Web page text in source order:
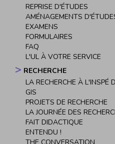
REPRISE D'ÉTUDES
AMÉNAGEMENTS
EXAMENS
FORMULAIRES
FAQ
L'UL À VOTRE SERVICE
RECHERCHE
LA RECHERCHE À L'INSPÉ
GIS
PROJETS DE RECHERCHE
LA JOURNÉE DES
FAIT DIDACTIQUE
ENTENDU !
THE CONVERSATION